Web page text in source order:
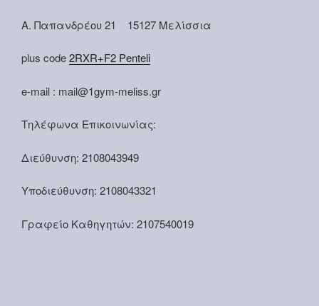
Α. Παπανδρέου 21 15127 Μελίσσια
plus code2RXR+F2 Penteli
e-mail : mail@1gym-meliss.gr
Τηλέφωνα Επικοινωνίας:
Διεύθυνση: 2108043949
Υποδιεύθυνση: 2108043321
Γραφείο Καθηγητών: 2107540019